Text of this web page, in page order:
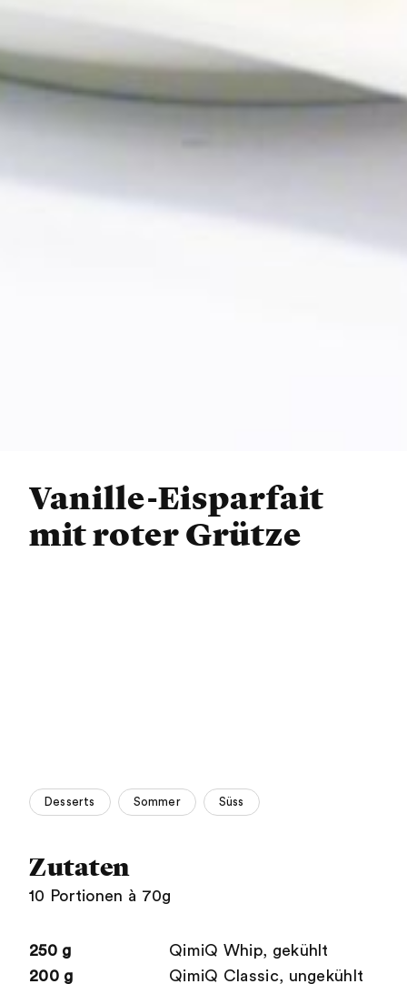
Vanille-Eisparfait
mit roter Grütze
Desserts Sommer Süss
Zutaten
10 Portionen à 70g
250 g
QimiQ Whip, gekühlt
200 g
QimiQ Classic, ungekühlt